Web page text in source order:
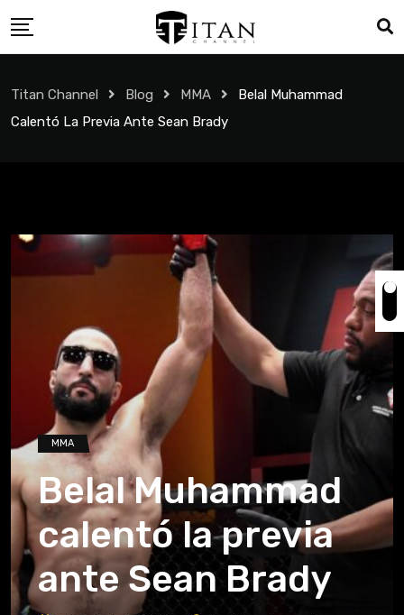
Titan Channel Blog MMA
Belal Muhammad
Calentó La Previa Ante Sean Brady
MMA
Belal Muhammad
calentó la previa
ante Sean Brady